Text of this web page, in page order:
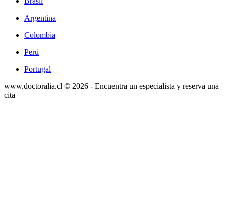
Argentina
Colombia
Perú
Portugal
www.doctoralia.cl © 2026 - Encuentra un especialista y reserva una
cita